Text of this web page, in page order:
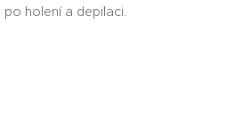
holení a depilaci.